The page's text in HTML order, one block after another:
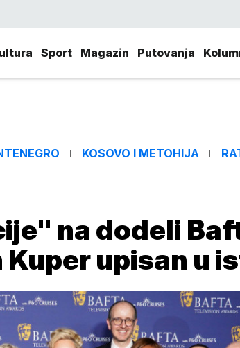
Sport Magazin Putovanja
KOSOVO I METOHIJA
na dodeli
upisan u